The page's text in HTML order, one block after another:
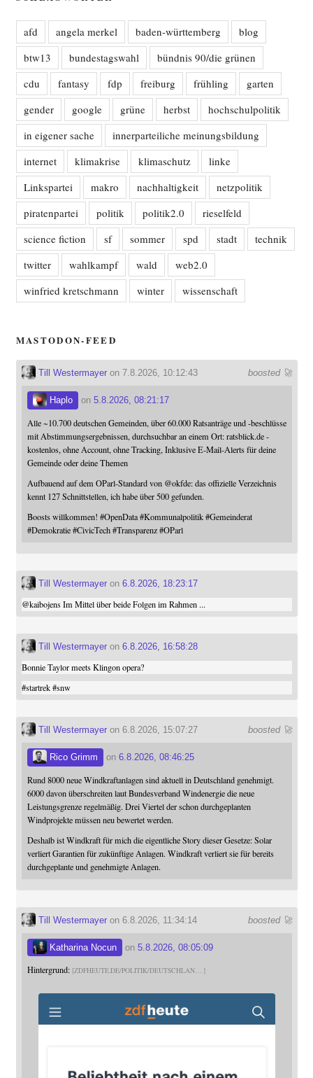
afd angela merkel baden-württemberg
blog
btw13
bundestagswahl
bündnis 90/die grünen
cdu
fantasy fdp freiburg frühling
garten
gender
google grüne herbst
hochschulpolitik
in eigener sache
innerparteiliche meinungsbildung
internet
klimakrise klimaschutz
linke
Linkspartei
makro nachhaltigkeit
netzpolitik
piratenpartei
politik politik2.0
rieselfeld
science fiction
sf sommer spd stadt
technik
twitter
wahlkampf wald
web2.0
winfried kretschmann
winter wissenschaft
MASTODON-FEED
boosted 🚀
Till Westermayeron 7.8.2026, 10:12:43
Haplo on 5.8.2026, 08:21:17
Alle ~10.700 deutschen Gemeinden, über 60.000 Ratsanträge und -beschlüsse
mit Abstimmungsergebnissen, durchsuchbar an einem Ort: ratsblick.de -
kostenlos, ohne Account, ohne Tracking, Inklusive E-Mail-Alerts für deine
Gemeinde oder deine Themen
Aufbauend auf dem OParl-Standard von @okfde: das offizielle Verzeichnis
kennt 127 Schnittstellen, ich habe über 500 gefunden.
Boosts willkommen! #OpenData #Kommunalpolitik #Gemeinderat
#Demokratie #CivicTech #Transparenz #OParl
Till Westermayeron 6.8.2026, 18:23:17
@kaibojensIm Mittel über beide Folgen im Rahmen ...
Till Westermayeron 6.8.2026, 16:58:28
Bonnie Taylor meets Klingon opera?
#startrek #snw
boosted 🚀
Till Westermayeron 6.8.2026, 15:07:27
Rico Grimm on 6.8.2026, 08:46:25
Rund 8000 neue Windkraftanlagen sind aktuell in Deutschland genehmigt.
6000 davon überschreiten laut Bundesverband Windenergie die neue
Leistungsgrenze regelmäßig. Drei Viertel der schon durchgeplanten
Windprojekte müssen neu bewertet werden.
Deshalb ist Windkraft für mich die eigentliche Story dieser Gesetze: Solar
verliert Garantien für zukünftige Anlagen. Windkraft verliert sie für bereits
durchgeplante und genehmigte Anlagen.
boosted 🚀
Till Westermayeron 6.8.2026, 11:34:14
Katharina Nocun on 5.8.2026, 08:05:09
Hintergrund: ZDFHEUTE.DE/POLITIK/DEUTSCHLAN